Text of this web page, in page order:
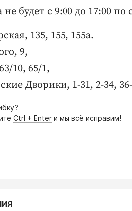
не будет с 9:00 до 17:00
135, 155, 155а.
9,
10, 65/1,
Дворики, 1-31, 2-34,
Ctrl + Enter и мы всё исправим!